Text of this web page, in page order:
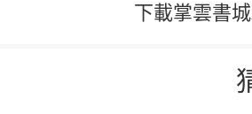
下載掌雲書